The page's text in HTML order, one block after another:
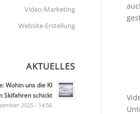
Video-Marketing
Website-Erstellung
AKTUELLES
Wohin uns die KI
Skifahren schickt
2025 - 14:56